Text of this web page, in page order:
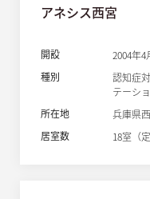
アネシス西宮
開設
2004年4
種別
認知症
テーシ
所在地
兵庫県
居室数
18室（